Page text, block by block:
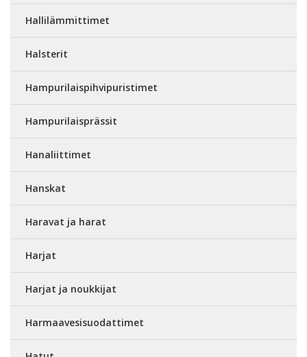
Hallilämmittimet
Halsterit
Hampurilaispihvipuristimet
Hampurilaisprässit
Hanaliittimet
Hanskat
Haravat ja harat
Harjat
Harjat ja noukkijat
Harmaavesisuodattimet